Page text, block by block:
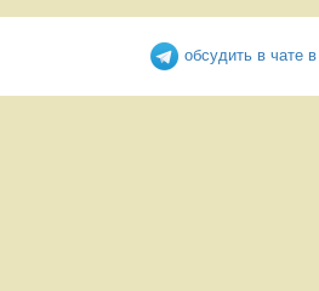
обсудить в чате